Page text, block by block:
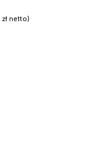
złnetto)